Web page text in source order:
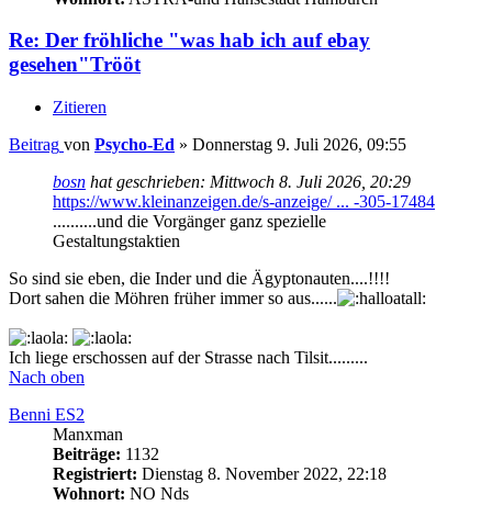
Re: Der fröhliche "was hab ich auf ebay
gesehen"Trööt
Zitieren
Beitrag von Psycho-Ed » Donnerstag 9. Juli 2026, 09:55
bosn hat geschrieben: Mittwoch 8. Juli 2026, 20:29
https://www.kleinanzeigen.de/s-anzeige/ ... -305-17484
..........und die Vorgänger ganz spezielle
Gestaltungstaktien
So sind sie eben, die Inder und die Ägyptonauten....!!!!
Dort sahen die Möhren früher immer so aus......
Ich liege erschossen auf der Strasse nach Tilsit.........
Nach oben
Benni ES2
Manxman
Beiträge: 1132
Registriert: Dienstag 8. November 2022, 22:18
Wohnort: NO Nds